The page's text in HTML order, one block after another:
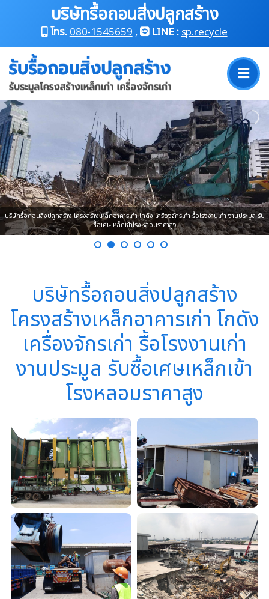
บริษัทรื้อถอนสิ่งปลูกสร้าง
โทร.080-1545659, LINE :sp.recycle
บริษัทรื้อถอนสิ่งปลูกสร้าง โครงสร้างเหล็กอาคารเก่า โกดัง เครื่องจักรเก่า รื้อโรงงานเก่า งานประมูล รับ
ซื้อเศษเหล็กเข้าโรงหลอมราคาสูง
บริษัทรื้อถอนสิ่งปลูกสร้าง
โครงสร้างเหล็กอาคารเก่า โกดัง
เครื่องจักรเก่า รื้อโรงงานเก่า
งานประมูล รับซื้อเศษเหล็กเข้า
โรงหลอมราคาสูง